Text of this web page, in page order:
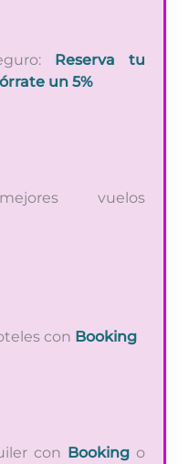
Reserva tu
un 5%
vuelos
con Booking
con Booking o